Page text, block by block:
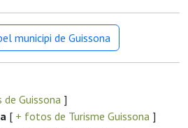
municipi de Guissona
Guissona ]
[ + fotos de Turisme Guissona ]